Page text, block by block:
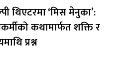
थिएटरमा ‘मिस मेनुका’:
कथामार्फत शक्ति र
प्रश्न